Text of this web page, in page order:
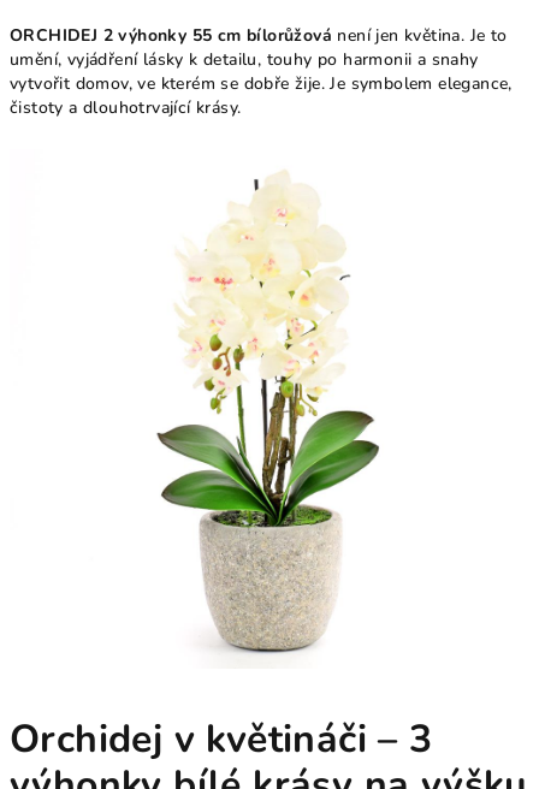
ORCHIDEJ 2 výhonky 55 cm bílorůžová není jen květina. Je to
umění, vyjádření lásky k detailu, touhy po harmonii a snahy
vytvořit domov, ve kterém se dobře žije. Je symbolem elegance,
čistoty a dlouhotrvající krásy.
Orchidej v květináči – 3